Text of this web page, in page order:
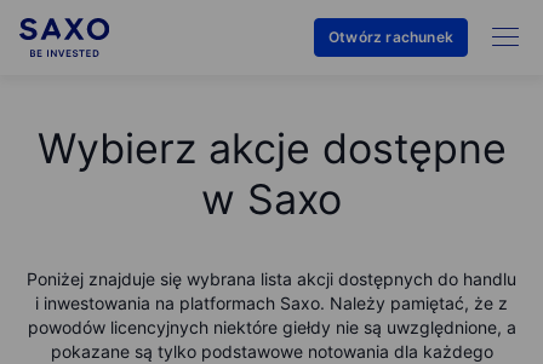
Otwórz rachunek
Wybierz akcje dostępne
w Saxo
Poniżej znajduje się wybrana lista akcji dostępnych do handlu
i inwestowania na platformach Saxo. Należy pamiętać, że z
powodów licencyjnych niektóre giełdy nie są uwzględnione, a
pokazane są tylko podstawowe notowania dla każdego